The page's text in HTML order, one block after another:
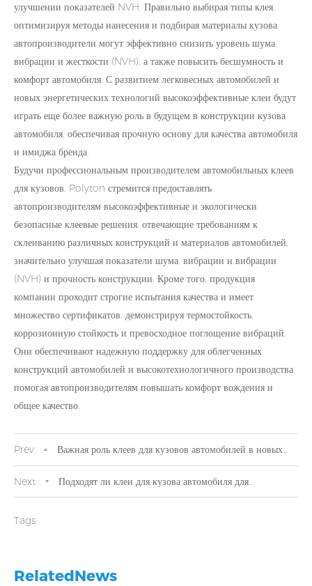
улучшении показателей NVH. Правильно выбирая типы клея,
оптимизируя методы нанесения и подбирая материалы кузова,
автопроизводители могут эффективно снизить уровень шума,
вибрации и жесткости (NVH), а также повысить бесшумность и
комфорт автомобиля. С развитием легковесных автомобилей и
новых энергетических технологий высокоэффективные клеи будут
играть еще более важную роль в будущем в конструкции кузова
автомобиля, обеспечивая прочную основу для качества автомобиля
и имиджа бренда.
Будучи профессиональным производителем автомобильных клеев
для кузовов, Polyton стремится предоставлять
автопроизводителям высокоэффективные и экологически
безопасные клеевые решения, отвечающие требованиям к
склеиванию различных конструкций и материалов автомобилей,
значительно улучшая показатели шума, вибрации и вибрации
(NVH) и прочность конструкции. Кроме того, продукция
компании проходит строгие испытания качества и имеет
множество сертификатов, демонстрируя термостойкость,
коррозионную стойкость и превосходное поглощение вибраций.
Они обеспечивают надежную поддержку для облегченных
конструкций автомобилей и высокотехнологичного производства,
помогая автопроизводителям повышать комфорт вождения и
общее качество.
Prev Важная роль клеев для кузовов автомобилей в новых
энергетических автомобилях
Next Подходят ли клеи для кузова автомобиля для
Tags:
RelatedNews